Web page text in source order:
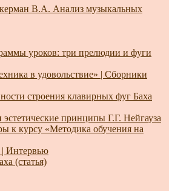
В.А. Анализ музыкальных
уроков: три прелюдии и фуги
в удовольствие» | Сборники
строения клавирных фуг Баха
эстетические принципы Г.Г. Нейгауза
к курсу «Методика обучения на
| Интервью
(статья)